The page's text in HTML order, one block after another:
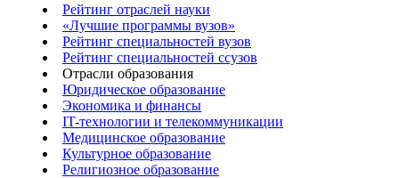
Рейтинг отраслей науки
«Лучшие программы вузов»
Рейтинг специальностей вузов
Рейтинг специальностей ссузов
Отрасли образования
Юридическое образование
Экономика и финансы
IT-технологии и телекоммуникации
Медицинское образование
Культурное образование
Религиозное образование